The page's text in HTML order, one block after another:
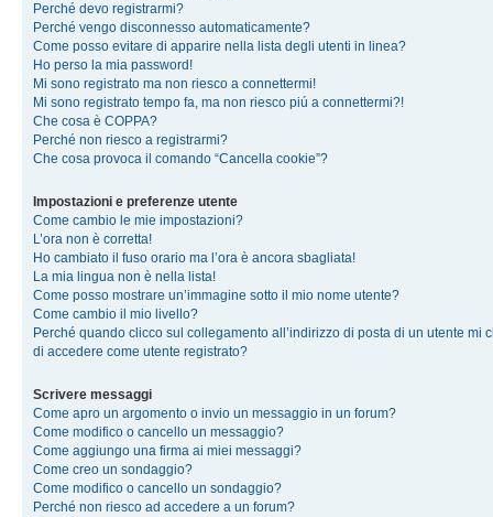
Perché devo registrarmi?
Perché vengo disconnesso automaticamente?
Come posso evitare di apparire nella lista degli utenti in linea?
Ho perso la mia password!
Mi sono registrato ma non riesco a connettermi!
Mi sono registrato tempo fa, ma non riesco piú a connettermi?!
Che cosa è COPPA?
Perché non riesco a registrarmi?
Che cosa provoca il comando “Cancella cookie”?
Impostazioni e preferenze utente
Come cambio le mie impostazioni?
L’ora non è corretta!
Ho cambiato il fuso orario ma l’ora è ancora sbagliata!
La mia lingua non è nella lista!
Come posso mostrare un’immagine sotto il mio nome utente?
Come cambio il mio livello?
Perché quando clicco sul collegamento all’indirizzo di posta di un utente mi
di accedere come utente registrato?
Scrivere messaggi
Come apro un argomento o invio un messaggio in un forum?
Come modifico o cancello un messaggio?
Come aggiungo una firma ai miei messaggi?
Come creo un sondaggio?
Come modifico o cancello un sondaggio?
Perché non riesco ad accedere a un forum?